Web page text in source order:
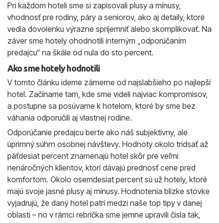
Pri každom hoteli sme si zapisovali plusy a mínusy,
vhodnosť pre rodiny, páry a seniorov, ako aj detaily, ktoré
vedia dovolenku výrazne spríjemniť alebo skomplikovať. Na
záver sme hotely ohodnotili interným „odporúčaním
predajcu“ na škále od nula do sto percent.
Ako sme hotely hodnotili
V tomto článku ideme zámerne od najslabšieho po najlepší
hotel. Začíname tam, kde sme videli najviac kompromisov,
a postupne sa posúvame k hotelom, ktoré by sme bez
váhania odporučili aj vlastnej rodine.
Odporúčanie predajcu berte ako náš subjektívny, ale
úprimný súhrn osobnej návštevy. Hodnoty okolo tridsať až
päťdesiat percent znamenajú hotel skôr pre veľmi
nenáročných klientov, ktorí dávajú prednosť cene pred
komfortom. Okolo osemdesiat percent sú už hotely, ktoré
majú svoje jasné plusy aj mínusy. Hodnotenia blízke stovke
vyjadrujú, že daný hotel patrí medzi naše top tipy v danej
oblasti – no v rámci rebríčka sme jemne upravili čísla tak,